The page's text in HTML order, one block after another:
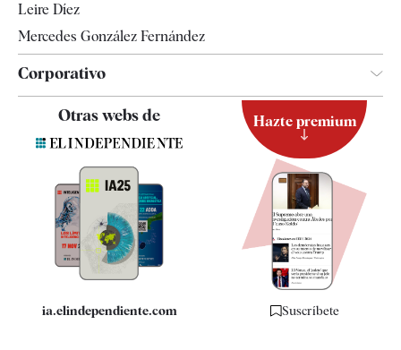
Leire Díez
Mercedes González Fernández
Corporativo
Contacto
Quiénes somos
Especificaciones
Otras webs de
ia.elindependiente.com
Hazte premium
Suscríbete